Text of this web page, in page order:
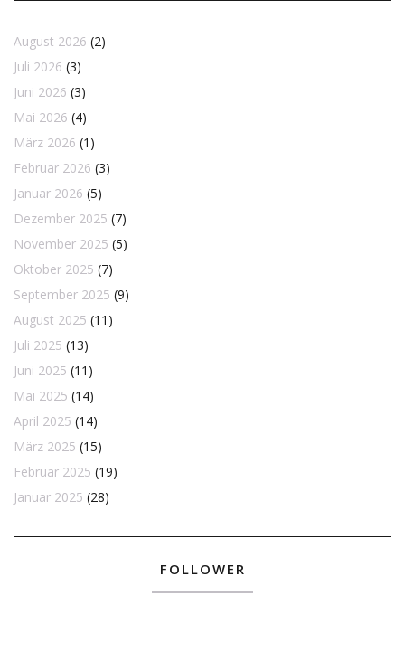
August 2026 (2)
Juli 2026 (3)
Juni 2026 (3)
Mai 2026 (4)
März 2026 (1)
Februar 2026 (3)
Januar 2026 (5)
Dezember 2025 (7)
November 2025 (5)
Oktober 2025 (7)
September 2025 (9)
August 2025 (11)
Juli 2025 (13)
Juni 2025 (11)
Mai 2025 (14)
April 2025 (14)
März 2025 (15)
Februar 2025 (19)
Januar 2025 (28)
FOLLOWER